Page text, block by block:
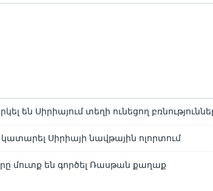
են Սիրիայում տեղի ունեցող
կատարել Սիրիայի նավթային ոլորտում
մուտք են գործել Ռասթան քաղաք